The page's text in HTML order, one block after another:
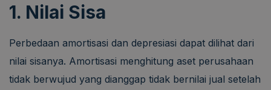
1. Nilai Sisa
Perbedaan amortisasi dan depresiasi dapat dilihat dari
nilai sisanya. Amortisasi menghitung aset perusahaan
tidak berwujud yang dianggap tidak bernilai jual setelah